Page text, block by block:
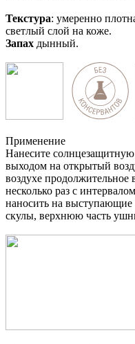
Текстура: умеренно
светлый слой на коже.
Запах дынный.
Применение
Нанесите
выходом на открытый
воздухе продолжительное
несколько раз с
наносить на выступающие
скулы, верхнюю часть